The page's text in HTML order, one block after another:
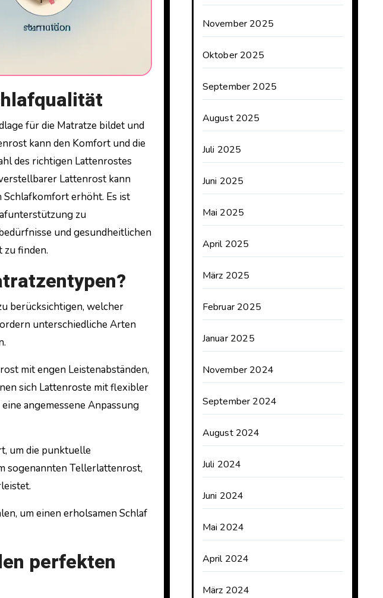
kann den Komfort und die
des richtigen Lattenrostes
Lattenrost kann
Schlafkomfort erhöht. Es ist
zu
und gesundheitlichen
finden.
berücksichtigen, welcher
unterschiedliche Arten
mit engen Leistenabständen,
sich Lattenroste mit flexibler
angemessene Anpassung
um die punktuelle
sogenannten Tellerlattenrost,
um einen erholsamen Schlaf
perfekten
November 2025
Oktober 2025
September 2025
August 2025
Juli 2025
Juni 2025
Mai 2025
April 2025
März 2025
Februar 2025
Januar 2025
November 2024
September 2024
August 2024
Juli 2024
Juni 2024
Mai 2024
April 2024
März 2024